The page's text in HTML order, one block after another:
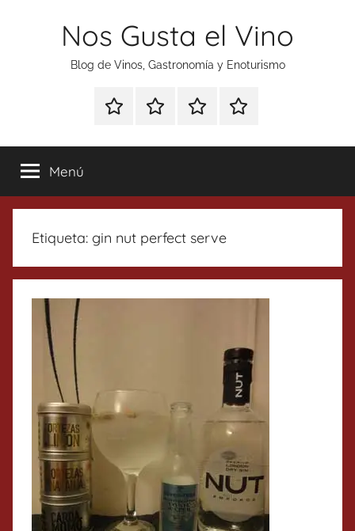
Nos Gusta el Vino
Blog de Vinos, Gastronomía y Enoturismo
Especial
Tonics
Enoturismo
Gastronomía
RankingContacto
Menú
Etiqueta: gin nut perfect serve